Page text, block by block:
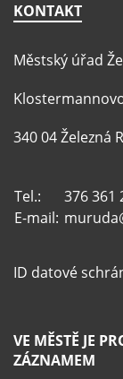
KONTAKT
Městský úřad
340 04 Železná
Tel.:
376 361
E-mail:
ID datové
VE MĚSTĚ JE
ZÁZNAMEM